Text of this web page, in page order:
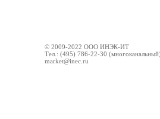
© 2009-2022 ООО ИНЭК-ИТ
Тел.: (495) 786-22-30
market@inec.ru